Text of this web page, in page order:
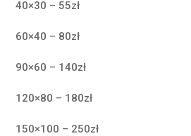
40×30 – 55zł
60×40 – 80zł
90×60 – 140zł
120×80 – 180zł
150×100 – 250zł